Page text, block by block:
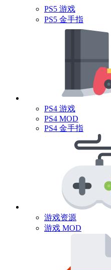
PS5 游戏
PS5 金手指
PS4 游戏
PS4 MOD
PS4 金手指
游戏资源
游戏 MOD